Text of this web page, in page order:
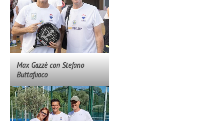
Max Gazzè con Stefano
Buttafuoco